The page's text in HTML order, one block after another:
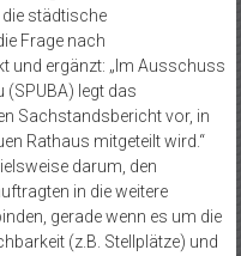
städtische
Frage nach
und ergänzt: „Im Ausschuss
legt das
Sachstandsbericht vor, in
Rathaus mitgeteilt wird.“
darum, den
in die weitere
gerade wenn es um die
(z.B. Stellplätze) und